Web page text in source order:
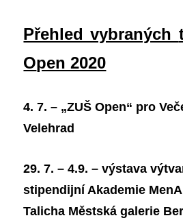
Přehled vybraných
Open 2020
4. 7. – „ZUŠ Open“ pro
Velehrad
29. 7. – 4.9. – výstava
stipendijní Akademie
Talicha Městská galerie